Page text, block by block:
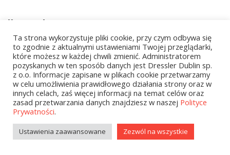
Kategorie
zobacz wszystkie
Kolekcje Biedronka - 16.03.2026
Wielcy Humaniści – 16.03.2026
Kolekcje Biedronka - 13.04.2026
Kolekcje Biedronka
Ta strona wykorzystuje pliki cookie, przy czym odbywa się
to zgodnie z aktualnymi ustawieniami Twojej przeglądarki,
które możesz w każdej chwili zmienić. Administratorem
pozyskanych w ten sposób danych jest Dressler Dublin sp.
z o.o. Informacje zapisane w plikach cookie przetwarzamy
w celu umożliwienia prawidłowego działania strony oraz w
innych celach, zaś więcej informacji na temat celów oraz
zasad przetwarzania danych znajdziesz w naszej Polityce
Prywatności.
Ustawienia zaawansowane Zezwól na wszystkie